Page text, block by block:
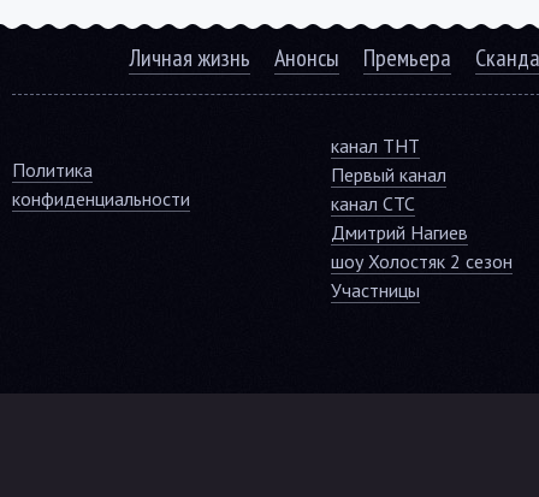
Личная жизнь Анонсы Премьера
Политика
конфиденциальности
канал ТНТ
Первый канал
канал СТС
Дмитрий Нагиев
шоу Холостяк 2 сезон
Участницы